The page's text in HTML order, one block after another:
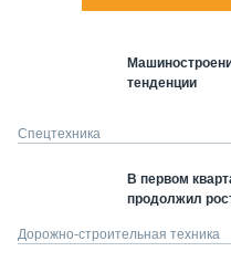
тенденции
Спецтехника
В первом
продолжил
Дорожно-строительная техника